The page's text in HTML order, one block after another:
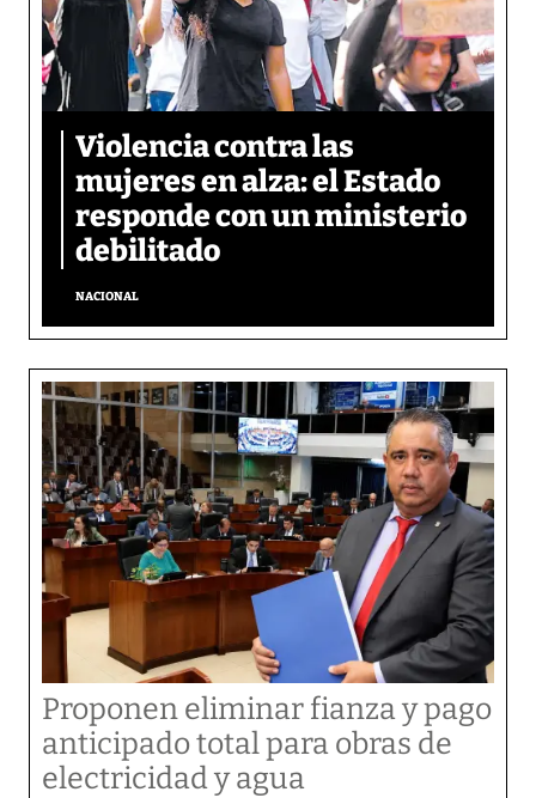
Violencia contra las
mujeres en alza: el Estado
responde con un ministerio
debilitado
NACIONAL
Proponen eliminar fianza y pago
anticipado total para obras de
electricidad y agua